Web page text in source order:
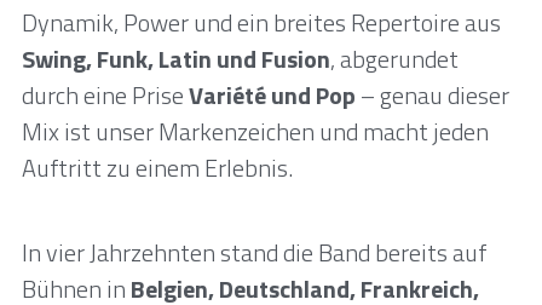
Swing, Funk, Latin und Fusion, abgerundet
durch eine Prise Variété und Pop – genau dieser
Mix ist unser Markenzeichen und macht jeden
Auftritt zu einem Erlebnis.
In vier Jahrzehnten stand die Band bereits auf
Bühnen in Belgien, Deutschland, Frankreich,